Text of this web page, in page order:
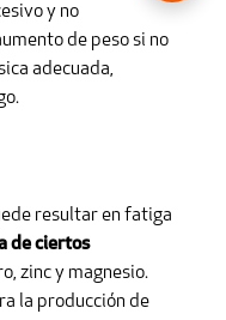
y no
de peso si no
adecuada,
resultar en fatiga
de ciertos
zinc y magnesio.
la producción de